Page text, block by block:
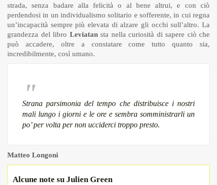
strada, senza badare alla felicità o al bene altrui, e con ciò
perdendosi in un individualismo solitario e sofferente, in cui regna
un’incapacità sempre più elevata di alzare gli occhi sull’altro. La
grandezza del libro Leviatansta nella curiosità di sapere ciò che
può accadere, oltre a constatare come tutto quanto sia,
incredibilmente, così umano.
Strana parsimonia del tempo che distribuisce i nostri
mali lungo i giorni e le ore e sembra somministrarli un
po’ per volta per non ucciderci troppo presto.
Matteo Longoni
Alcune note su Julien Green